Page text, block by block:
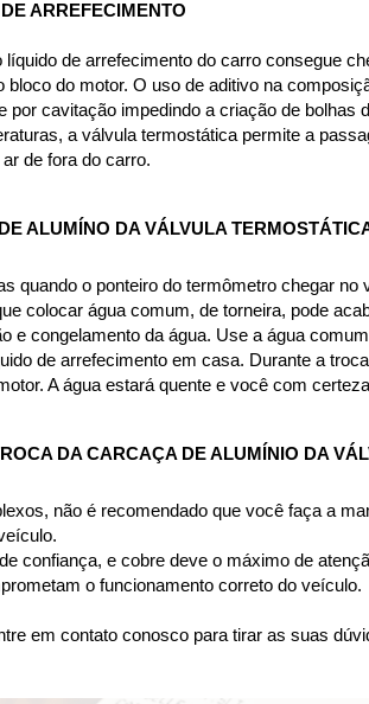
ARREFECIMENTO
líquido de arrefecimento do carro consegue
bloco do motor. O uso de aditivo na
por cavitação impedindo a criação de bolhas
a válvula termostática permite a
de fora do carro.
ALUMÍNO DA VÁLVULA
quando o ponteiro do termômetro chegar
colocar água comum, de torneira, pode
e congelamento da água. Use a água
de arrefecimento em casa. Durante a
A água estará quente e você com
DA CARCAÇA DE ALUMÍNIO DA
não é recomendado que você faça a
confiança, e cobre deve o máximo de
o funcionamento correto do veículo.
em contato conosco para tirar as suas